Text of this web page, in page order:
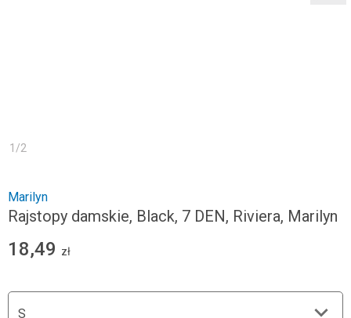
1 /2
Marilyn
Rajstopy damskie, Black, 7 DEN, Riviera, Marilyn
18,49 zł
S